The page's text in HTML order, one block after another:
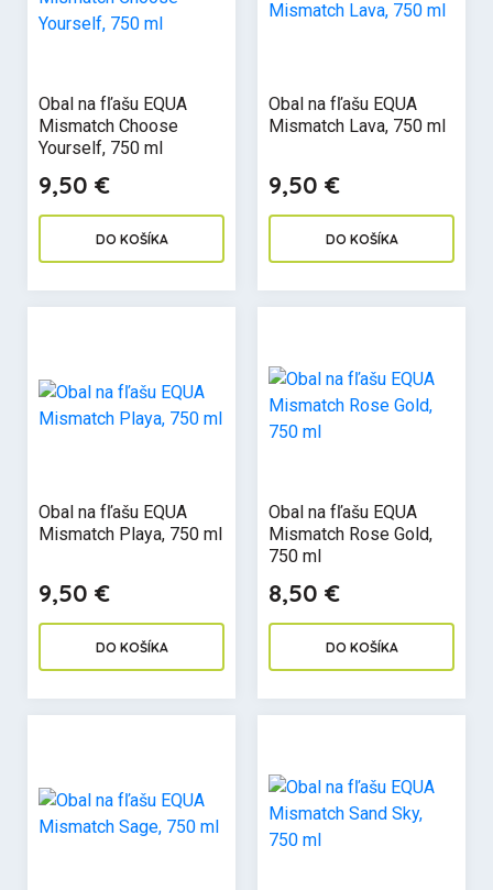
Obal na fľašu EQUA
Mismatch Choose
Yourself, 750 ml
9,50 €
DO KOŠÍKA
Obal na fľašu EQUA
Mismatch Lava, 750 ml
9,50 €
DO KOŠÍKA
Obal na fľašu EQUA
Mismatch Playa, 750 ml
9,50 €
DO KOŠÍKA
Obal na fľašu EQUA
Mismatch Rose Gold,
750 ml
8,50 €
DO KOŠÍKA